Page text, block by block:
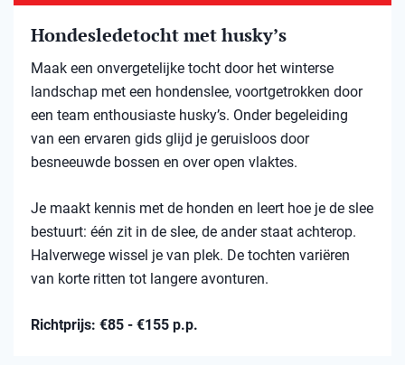
Hondesledetocht met husky’s
Maak een onvergetelijke tocht door het winterse
landschap met een hondenslee, voortgetrokken door
een team enthousiaste husky’s. Onder begeleiding
van een ervaren gids glijd je geruisloos door
besneeuwde bossen en over open vlaktes.
Je maakt kennis met de honden en leert hoe je de slee
bestuurt: één zit in de slee, de ander staat achterop.
Halverwege wissel je van plek. De tochten variëren
van korte ritten tot langere avonturen.
Richtprijs: €85 - €155 p.p.